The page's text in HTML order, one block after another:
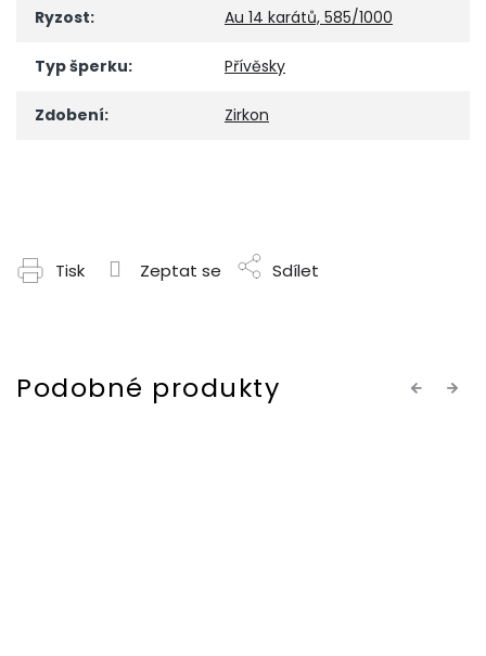
Ryzost: Au 14 karátů, 585/1000
Typ šperku: Přívěsky
Zdobení: Zirkon
Tisk Zeptat se Sdílet
Previous
Next